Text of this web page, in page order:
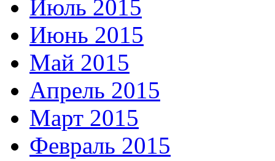
Июль 2015
Июнь 2015
Май 2015
Апрель 2015
Март 2015
Февраль 2015